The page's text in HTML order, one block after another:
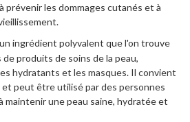
prévenir les dommages cutanés et à
ingrédient polyvalent que l'on trouve
produits de soins de la peau,
hydratants et les masques. Il convient
peut être utilisé par des personnes
maintenir une peau saine, hydratée et